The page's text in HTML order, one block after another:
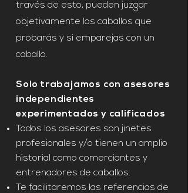
través de esto, pueden juzgar
objetivamente los caballos que
probarás y si emparejas con un
caballo.
Solo trabajamos con asesores
independientes
experimentados y calificados
Todos los asesores son jinetes
profesionales y/o tienen un amplio
historial como comerciantes y
entrenadores de caballos.
Te facilitaremos las referencias de